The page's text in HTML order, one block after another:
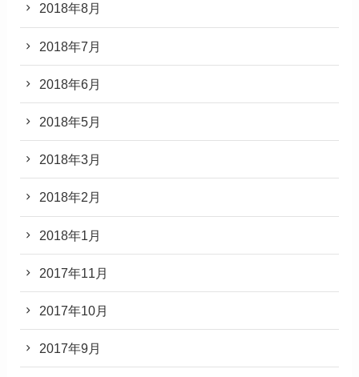
2018年8月
2018年7月
2018年6月
2018年5月
2018年3月
2018年2月
2018年1月
2017年11月
2017年10月
2017年9月